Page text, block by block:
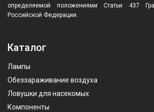
определяемой положениями Статьи 437
Российской Федерации.
Каталог
Лампы
Обеззараживание воздуха
Ловушки для насекомых
Компоненты